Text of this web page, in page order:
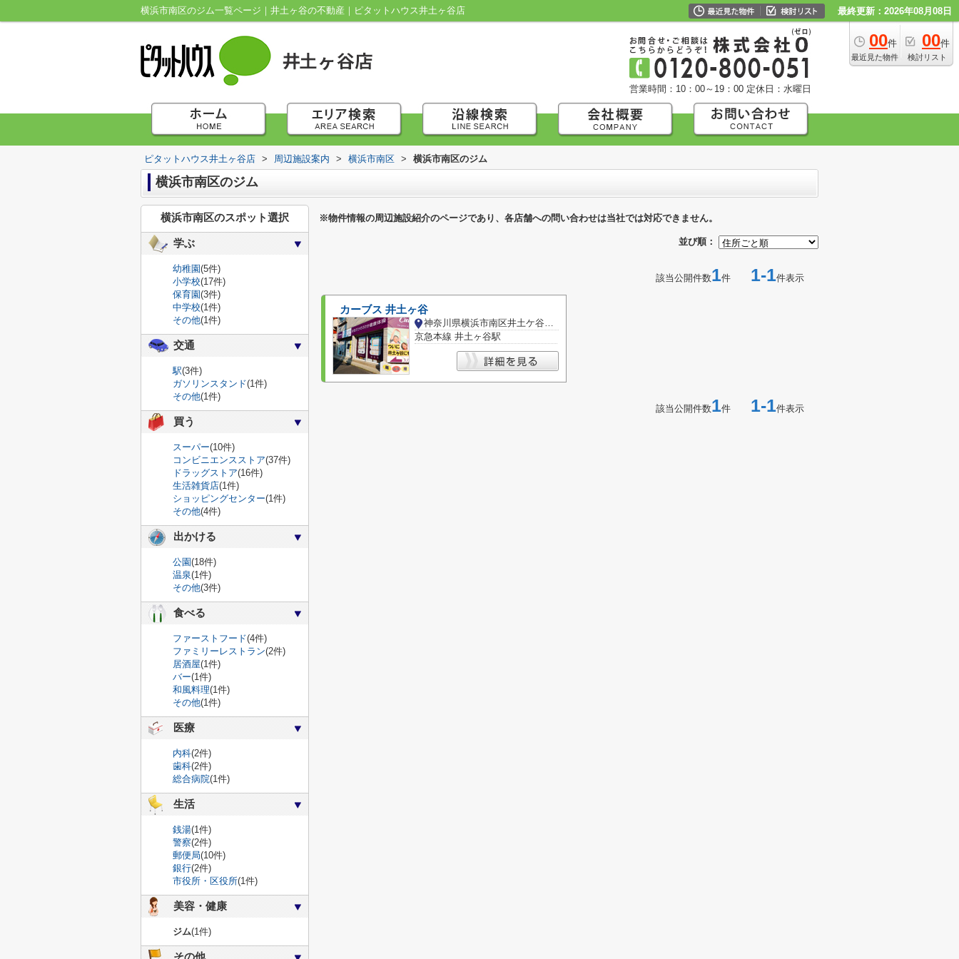
横浜市南区のジム一覧ページ｜井土ヶ谷の不動産｜ピタットハウス井土ヶ谷店 最終更新：2026年08月08日
00件
最近見た物件
00件
検討リスト
営業時間：10：00～19：00 定休日：水曜日
ピタットハウス井土ヶ谷店 > 周辺施設案内 > 横浜市南区 > 横浜市南区のジム
横浜市南区のジム
※物件情報の周辺施設紹介のページであり、各店舗への問い合わせは当社では対応できません。
並び順：
該当公開件数1件 1-1件表示
カーブス 井土ヶ谷
神奈川県横浜市南区井土ケ谷下町
京急本線 井土ヶ谷駅
該当公開件数1件 1-1件表示
横浜市南区のスポット選択
学ぶ
幼稚園(5件)
小学校(17件)
保育園(3件)
中学校(1件)
その他(1件)
交通
駅(3件)
ガソリンスタンド(1件)
その他(1件)
買う
スーパー(10件)
コンビニエンスストア(37件)
ドラッグストア(16件)
生活雑貨店(1件)
ショッピングセンター(1件)
その他(4件)
出かける
公園(18件)
温泉(1件)
その他(3件)
食べる
ファーストフード(4件)
ファミリーレストラン(2件)
居酒屋(1件)
バー(1件)
和風料理(1件)
その他(1件)
医療
内科(2件)
歯科(2件)
総合病院(1件)
生活
銭湯(1件)
警察(2件)
郵便局(10件)
銀行(2件)
市役所・区役所(1件)
美容・健康
ジム(1件)